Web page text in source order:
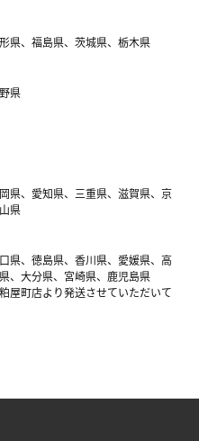
県、福島県、茨城県、栃木県
県
県、愛知県、三重県、滋賀県、京
県
県、徳島県、香川県、愛媛県、高
、大分県、宮崎県、鹿児島県
屋町店より発送させていただいて